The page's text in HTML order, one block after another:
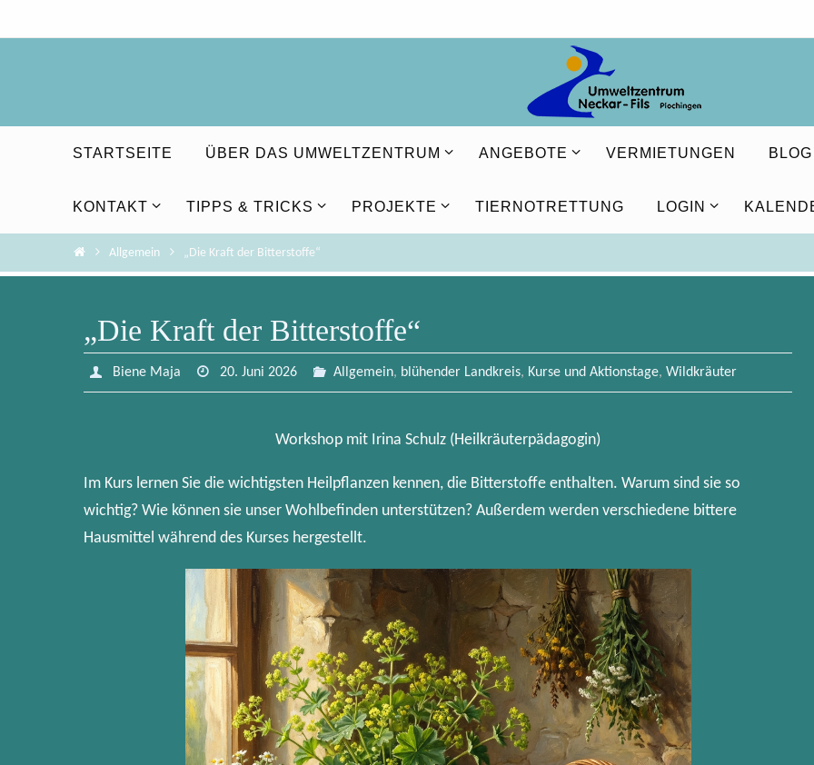
Inhalt
STARTSEITE ÜBER DAS UMWELTZENTRUM ANGEBOTE VERMIETUNGEN BLOG
KONTAKT TIPPS & TRICKS PROJEKTE TIERNOTRETTUNG LOGIN
HomeAllgemein „Die Kraft der Bitterstoffe“
„Die Kraft der Bitterstoffe“
Biene Maja 20. Juni 2026 Allgemein, blühender Landkreis, Kurse und Aktionstage,Wildkräuter
Workshop mit Irina Schulz (Heilkräuterpädagogin)
Im Kurs lernen Sie die wichtigsten Heilpflanzen kennen, die Bitterstoffe enthalten. Warum sind sie so
wichtig? Wie können sie unser Wohlbefinden unterstützen? Außerdem werden verschiedene bittere
Hausmittel während des Kurses hergestellt.